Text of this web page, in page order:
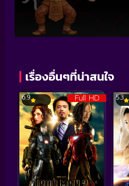
เรื่องอื่นๆที่น่าสนใจ
Full HD
6.9 5.3